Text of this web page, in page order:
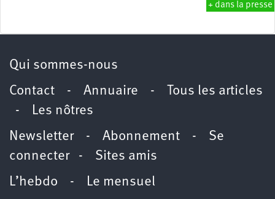
+ dans la presse
Qui sommes-nous
Contact - Annuaire -
Tous les articles
- Les nôtres
Newsletter- Abonnement - Se
connecter- Sites amis
L’hebdo - Le mensuel